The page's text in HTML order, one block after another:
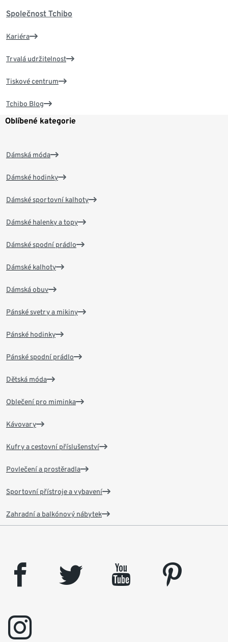
Společnost Tchibo
Kariéra
Trvalá udržitelnost
Tiskové centrum
Tchibo Blog
Oblíbené kategorie
Dámská móda
Dámské hodinky
Dámské sportovní kalhoty
Dámské halenky a topy
Dámské spodní prádlo
Dámské kalhoty
Dámská obuv
Pánské svetry a mikiny
Pánské hodinky
Pánské spodní prádlo
Dětská móda
Oblečení pro miminka
Kávovary
Kufry a cestovní příslušenství
Povlečení a prostěradla
Sportovní přístroje a vybavení
Zahradní a balkónový nábytek
facebook twitter youtube
pinterest
instagram